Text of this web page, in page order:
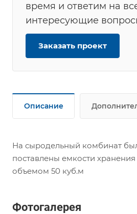
время и ответим на
интересующие
Заказать проект
Описание
На сыродельный комбинат
поставлены емкости
объемом 50 куб.м
Фотогалерея